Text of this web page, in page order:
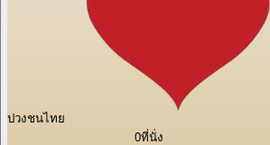
ปวงชนไทย
0ที่นั่ง